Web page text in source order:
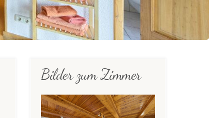
Bilder zum Zimmer